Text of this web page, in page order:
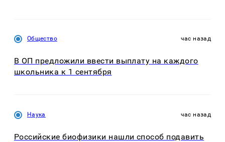
Общество час назад
В ОП предложили ввести выплату на каждого
школьника к 1 сентября
Наука час назад
Российские биофизики нашли способ подавить